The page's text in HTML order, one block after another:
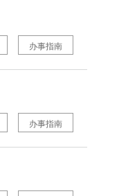
办事指南
办事指南